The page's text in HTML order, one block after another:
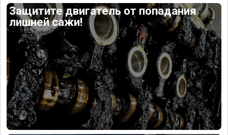
Защитите двигатель от попадания
лишней сажи!